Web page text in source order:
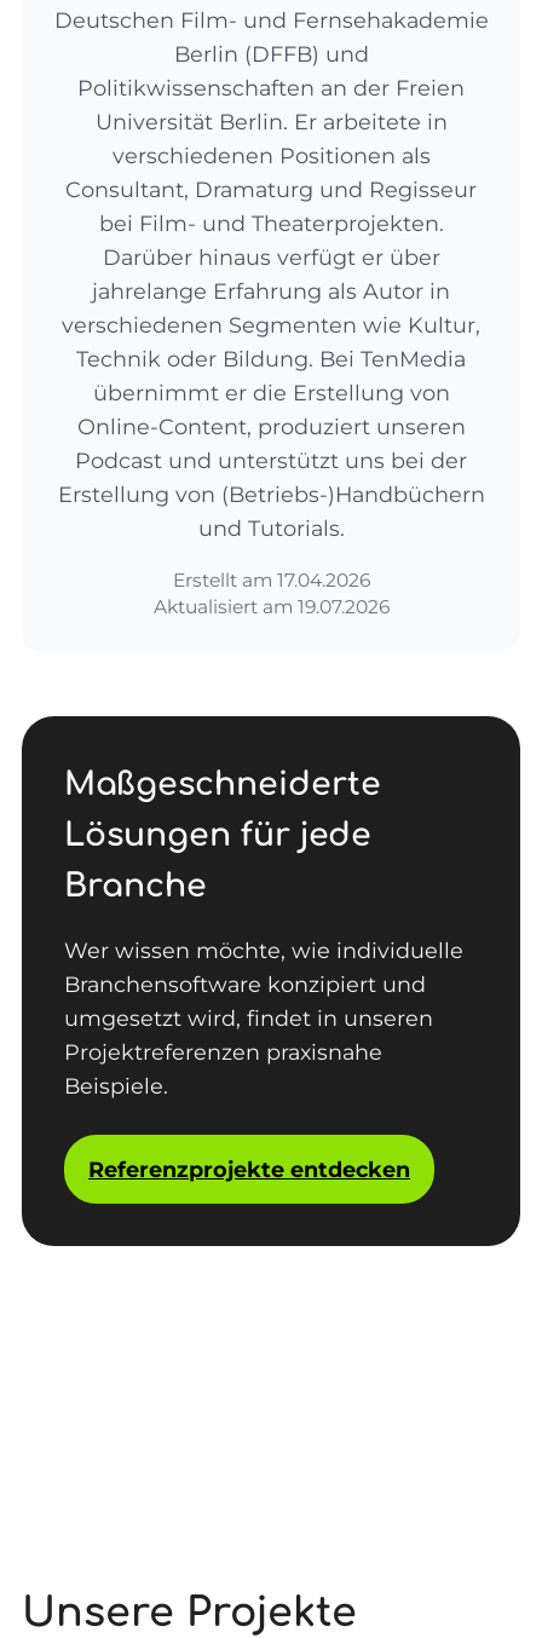
Deutschen Film- und Fernsehakademie
Berlin (DFFB) und
Politikwissenschaften an der Freien
Universität Berlin. Er arbeitete in
verschiedenen Positionen als
Consultant, Dramaturg und Regisseur
bei Film- und Theaterprojekten.
Darüber hinaus verfügt er über
jahrelange Erfahrung als Autor in
verschiedenen Segmenten wie Kultur,
Technik oder Bildung. Bei TenMedia
übernimmt er die Erstellung von
Online-Content, produziert unseren
Podcast und unterstützt uns bei der
Erstellung von (Betriebs-)Handbüchern
und Tutorials.
Erstellt am 17.04.2026
Aktualisiert am 19.07.2026
Maßgeschneiderte
Lösungen für jede
Branche
Wer wissen möchte, wie individuelle
Branchensoftware konzipiert und
umgesetzt wird, findet in unseren
Projektreferenzen praxisnahe
Beispiele.
Referenzprojekte entdecken
Unsere Projekte